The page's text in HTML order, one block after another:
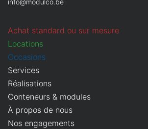
Vente Location
Annuler
info@modulco.be
Achat standard ou sur mesure
Locations
Occasions
Services
Réalisations
Conteneurs & modules
À propos de nous
Nos engagements